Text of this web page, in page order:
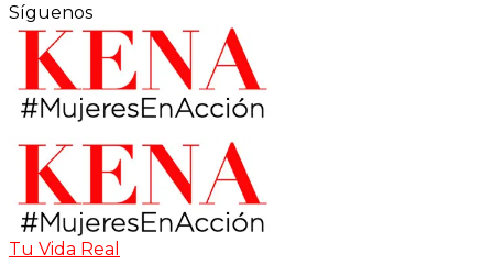
Síguenos
Tu Vida Real